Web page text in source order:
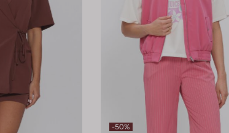
-50%